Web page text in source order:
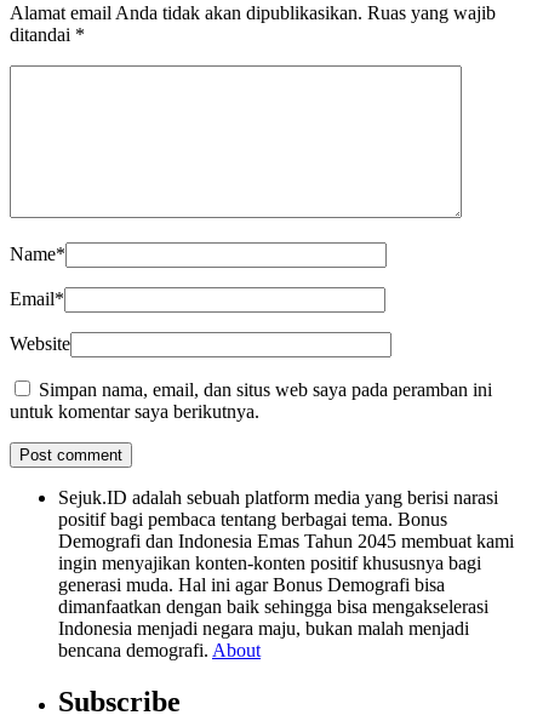
Alamat email Anda tidak akan dipublikasikan. Ruas yang wajib
ditandai *
Name*
Email*
Website
Simpan nama, email, dan situs web saya pada peramban ini
untuk komentar saya berikutnya.
Sejuk.ID adalah sebuah platform media yang berisi narasi
positif bagi pembaca tentang berbagai tema. Bonus
Demografi dan Indonesia Emas Tahun 2045 membuat kami
ingin menyajikan konten-konten positif khususnya bagi
generasi muda. Hal ini agar Bonus Demografi bisa
dimanfaatkan dengan baik sehingga bisa mengakselerasi
Indonesia menjadi negara maju, bukan malah menjadi
bencana demografi. About
Subscribe